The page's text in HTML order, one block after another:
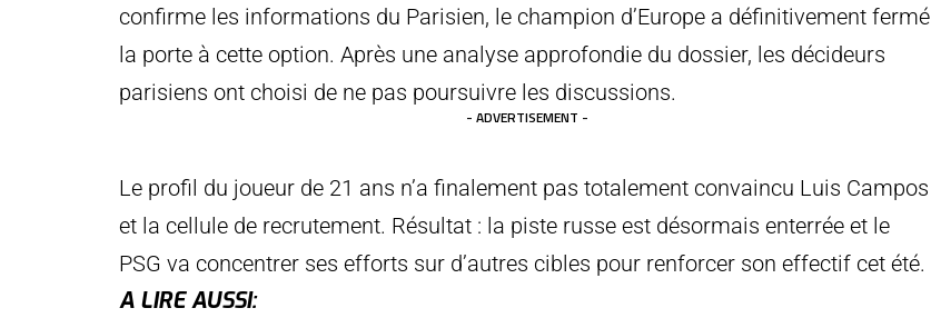
confirme les informations du Parisien, le champion d’Europe a définitivement fermé
la porte à cette option. Après une analyse approfondie du dossier, les décideurs
parisiens ont choisi de ne pas poursuivre les discussions.
- ADVERTISEMENT -
Le profil du joueur de 21 ans n’a finalement pas totalement convaincu Luis Campos
et la cellule de recrutement. Résultat : la piste russe est désormais enterrée et le
PSG va concentrer ses efforts sur d’autres cibles pour renforcer son effectif cet été.
A LIRE AUSSI: